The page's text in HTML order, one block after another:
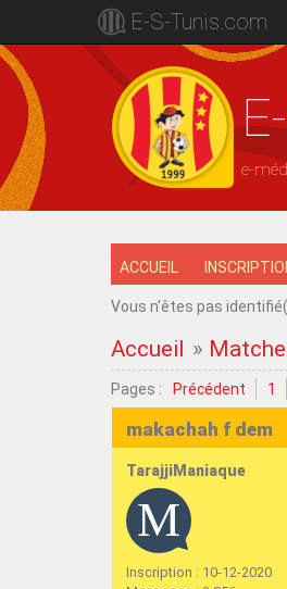
E-S-Tunis.com
e-
ACCUEIL
Vous n'êtes pas
Accueil »
Pages : Précédent 1
makachah f dem
TarajjiManiaque
Inscription : 10-12-2020